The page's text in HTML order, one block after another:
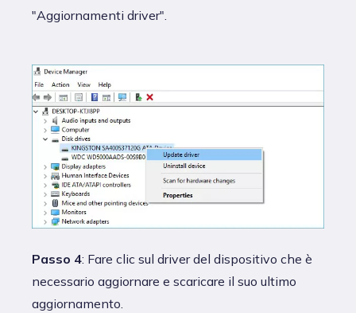
"Aggiornamenti driver".
Passo 4: Fare clic sul driver del dispositivo che è
necessario aggiornare e scaricare il suo ultimo
aggiornamento.